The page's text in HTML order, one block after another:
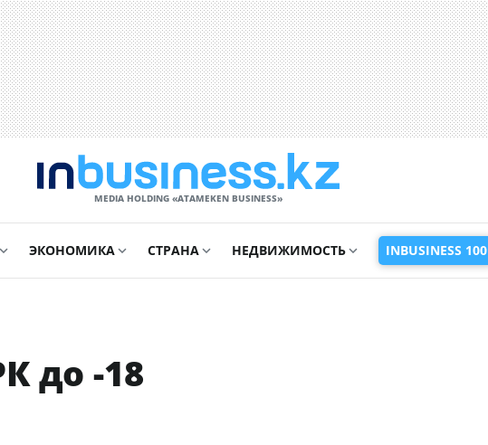
MEDIA HOLDING «ATAMEKЕN BUSINESS»
ЭКОНОМИКА СТРАНА НЕДВИЖИМОСТЬ INBUSINESS 100
до -18